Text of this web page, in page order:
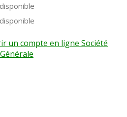
un compte en ligne Société
Générale